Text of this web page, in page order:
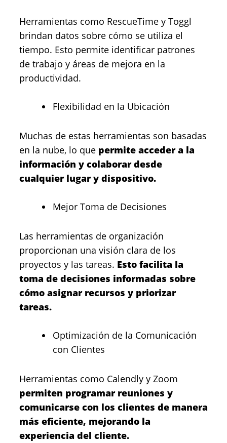
Herramientas como RescueTime y Toggl
brindan datos sobre cómo se utiliza el
tiempo. Esto permite identificar patrones
de trabajo y áreas de mejora en la
productividad.
Flexibilidad en la Ubicación
Muchas de estas herramientas son basadas
en la nube, lo que permite acceder a la
información y colaborar desde
cualquier lugar y dispositivo.
Mejor Toma de Decisiones
Las herramientas de organización
proporcionan una visión clara de los
proyectos y las tareas. Esto facilita la
toma de decisiones informadas sobre
cómo asignar recursos y priorizar
tareas.
Optimización de la Comunicación
con Clientes
Herramientas como Calendly y Zoom
permiten programar reuniones y
comunicarse con los clientes de manera
más eficiente, mejorando la
experiencia del cliente.